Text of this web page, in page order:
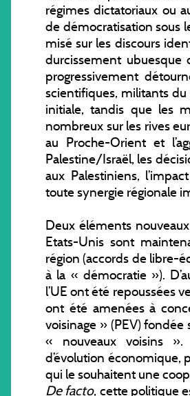
régimes dictatoriaux ou
de démocratisation sous
misé sur les discours
durcissement ubuesque
progressivement
scientifiques, militants du
initiale, tandis que les
nombreux sur les rives
au Proche-Orient et
Palestine/Israël, les
aux Palestiniens,
toute synergie régionale
Deux éléments
Etats-Unis sont
région (accords de libre-
à la « démocratie »).
l’UE ont été repoussées
ont été amenées à
voisinage » (PEV)
« nouveaux voisins
d’évolution économique,
qui le souhaitent une
De facto, cette politique